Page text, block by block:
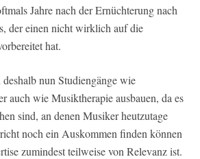
Jahre nach der Ernüchterung nach
der einen nicht wirklich auf die
hat.
nun Studiengänge wie
auch wie Musiktherapie ausbauen, da es
sind, an denen Musiker heutzutage
noch ein Auskommen finden können
zumindest teilweise von Relevanz ist.